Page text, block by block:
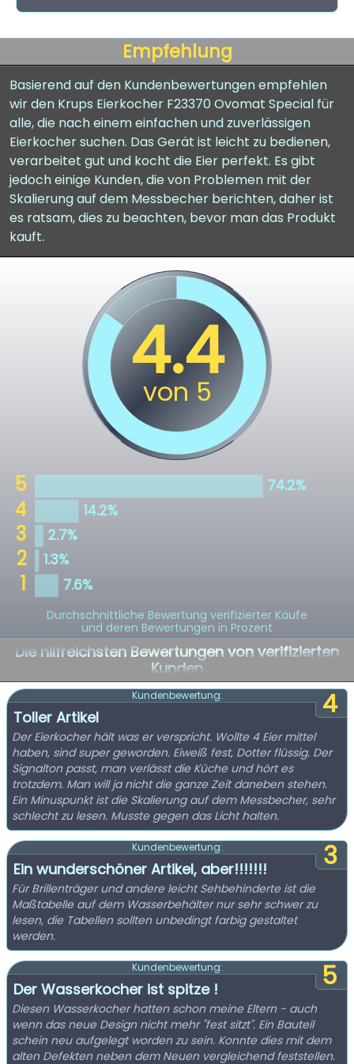
Empfehlung
Basierend auf den Kundenbewertungen empfehlen
wir den Krups Eierkocher F23370 Ovomat Special für
alle, die nach einem einfachen und zuverlässigen
Eierkocher suchen. Das Gerät ist leicht zu bedienen,
verarbeitet gut und kocht die Eier perfekt. Es gibt
jedoch einige Kunden, die von Problemen mit der
Skalierung auf dem Messbecher berichten, daher ist
es ratsam, dies zu beachten, bevor man das Produkt
kauft.
Durchschnittliche Bewertung verifizierter Käufe
und deren Bewertungen in Prozent
Die hilfreichsten Bewertungen von verifizierten
Kunden
4
Kundenbewertung:
Toller Artikel
Der Eierkocher hält was er verspricht. Wollte 4 Eier mittel
haben, sind super geworden. Eiweiß fest, Dotter flüssig. Der
Signalton passt, man verlässt die Küche und hört es
trotzdem. Man will ja nicht die ganze Zeit daneben stehen.
Ein Minuspunkt ist die Skalierung auf dem Messbecher, sehr
schlecht zu lesen. Musste gegen das Licht halten.
3
Kundenbewertung:
Ein wunderschöner Artikel, aber!!!!!!!
Für Brillenträger und andere leicht Sehbehinderte ist die
Maßtabelle auf dem Wasserbehälter nur sehr schwer zu
lesen, die Tabellen sollten unbedingt farbig gestaltet
werden.
5
Kundenbewertung:
Der Wasserkocher ist spitze !
Diesen Wasserkocher hatten schon meine Eltern - auch
wenn das neue Design nicht mehr "fest sitzt". Ein Bauteil
schein neu aufgelegt worden zu sein. Konnte dies mit dem
alten Defekten neben dem Neuen vergleichend feststellen.